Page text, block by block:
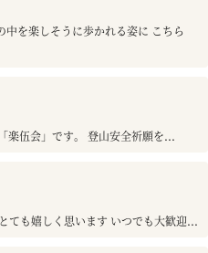
を楽しそうに歩かれる姿に こちら
楽伍会」です。 登山安全祈願を...
ても嬉しく思います いつでも大歓迎...